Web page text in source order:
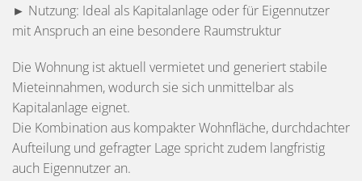
► Nutzung: Ideal als Kapitalanlage oder für Eigennutzer
mit Anspruch an eine besondere Raumstruktur
Die Wohnung ist aktuell vermietet und generiert stabile
Mieteinnahmen, wodurch sie sich unmittelbar als
Kapitalanlage eignet.
Die Kombination aus kompakter Wohnfläche, durchdachter
Aufteilung und gefragter Lage spricht zudem langfristig
auch Eigennutzer an.